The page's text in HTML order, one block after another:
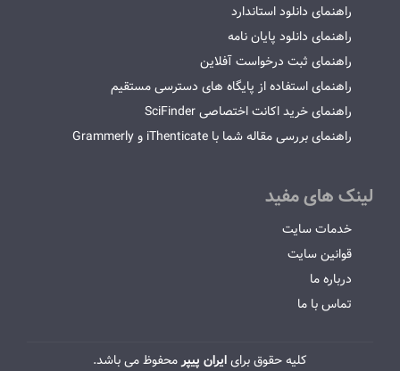
راهنمای دانلود استاندارد
راهنمای دانلود پایان نامه
راهنمای ثبت درخواست آفلاین
راهنمای استفاده از پایگاه های دسترسی مستقیم
راهنمای خرید اکانت اختصاصی SciFinder
راهنمای بررسی مقاله شما با iThenticate و Grammerly
لینک های مفید
خدمات سایت
قوانین سایت
درباره ما
تماس با ما
کلیه حقوق برایایران پیپرمحفوظ می باشد.